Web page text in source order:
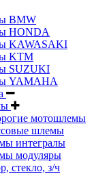
BMW
HONDA
KAWASAKI
KTM
SUZUKI
YAMAHA
мотошлемы
шлемы
интегралы
модуляры
стекло, з/ч